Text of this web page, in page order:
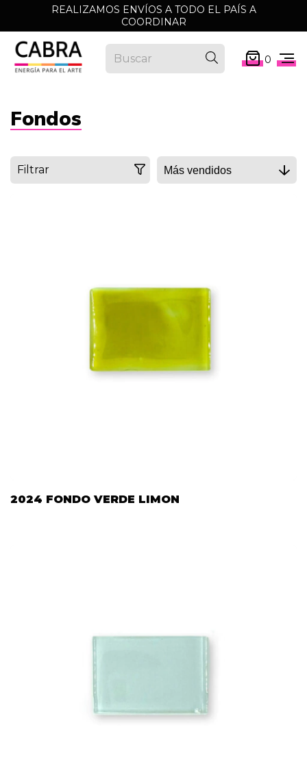
REALIZAMOS ENVÍOS A TODO EL PAÍS A
COORDINAR
0
Fondos
Filtrar
2024 FONDO VERDE LIMON